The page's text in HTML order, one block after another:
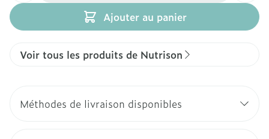
Ajouter au panier
Voir tous les produits de Nutrison
Méthodes de livraison disponibles